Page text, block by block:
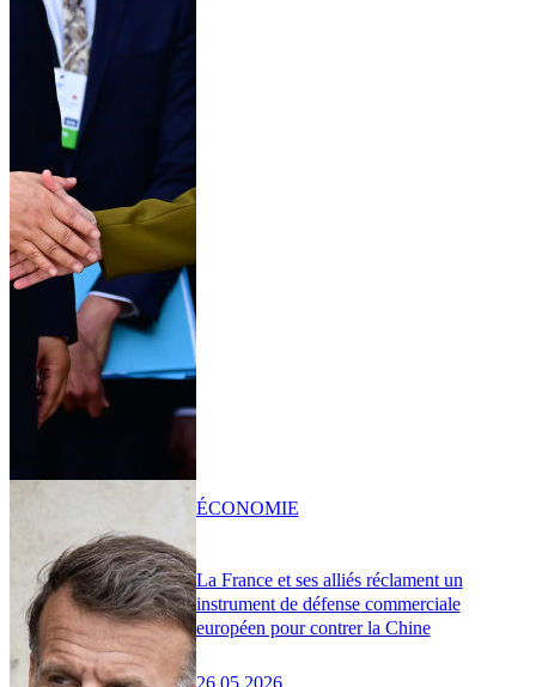
La France et ses alliés réclament un
instrument de défense commerciale
européen pour contrer la Chine
26.05.2026
ÉCONOMIE